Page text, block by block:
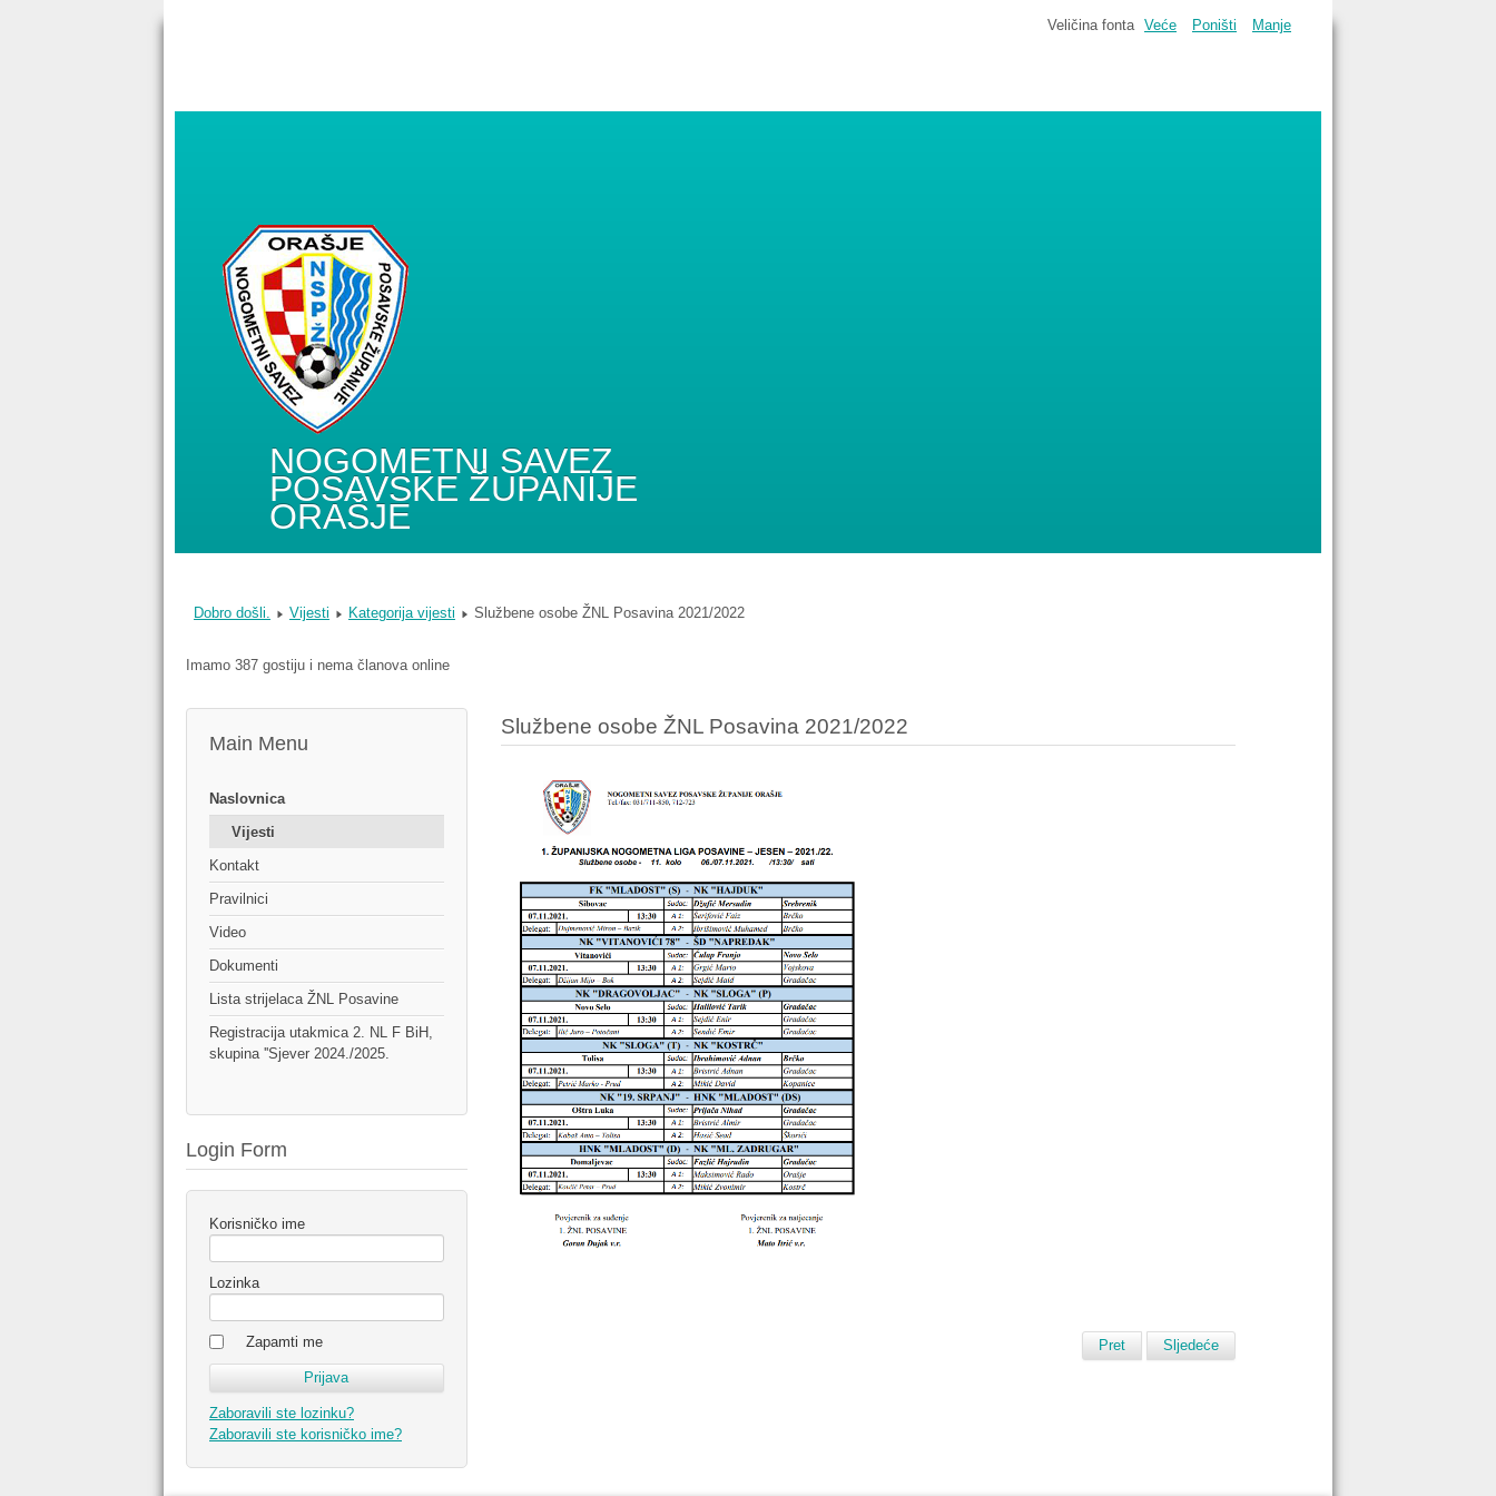
NOGOMETNI SAVEZ
POSAVSKE ŽUPANIJE
ORAŠJE
Veličina fonta Veće Poništi Manje
Dobro došli. Vijesti Kategorija vijesti Službene osobe ŽNL Posavina 2021/2022
Imamo 387 gostiju i nema članova online
Main Menu
Naslovnica
Vijesti
Kontakt
Pravilnici
Video
Dokumenti
Lista strijelaca ŽNL Posavine
Registracija utakmica 2. NL F BiH,
skupina ''Sjever 2024./2025.
Login Form
Korisničko ime
Lozinka
Zapamti me
Zaboravili ste lozinku?
Zaboravili ste korisničko ime?
Službene osobe ŽNL Posavina 2021/2022
Pret Sljedeće